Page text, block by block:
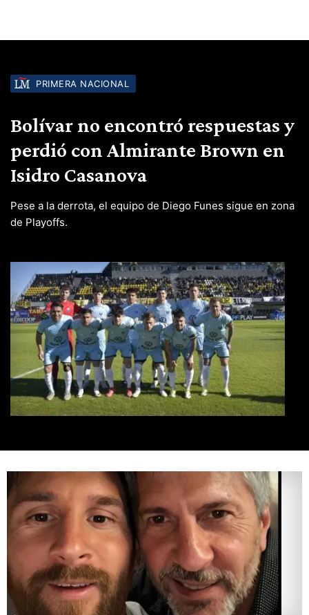
PRIMERA NACIONAL
Bolívar no encontró respuestas y
perdió con Almirante Brown en
Isidro Casanova
Pese a la derrota, el equipo de Diego Funes sigue en zona
de Playoffs.